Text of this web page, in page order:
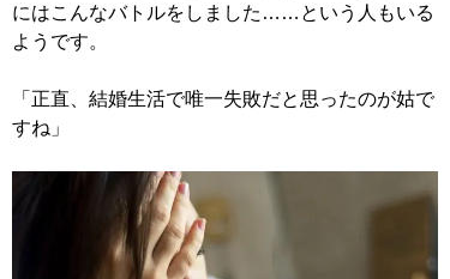
にはこんなバトルをしました……という人もいる
ようです。
「正直、結婚生活で唯一失敗だと思ったのが姑で
すね」